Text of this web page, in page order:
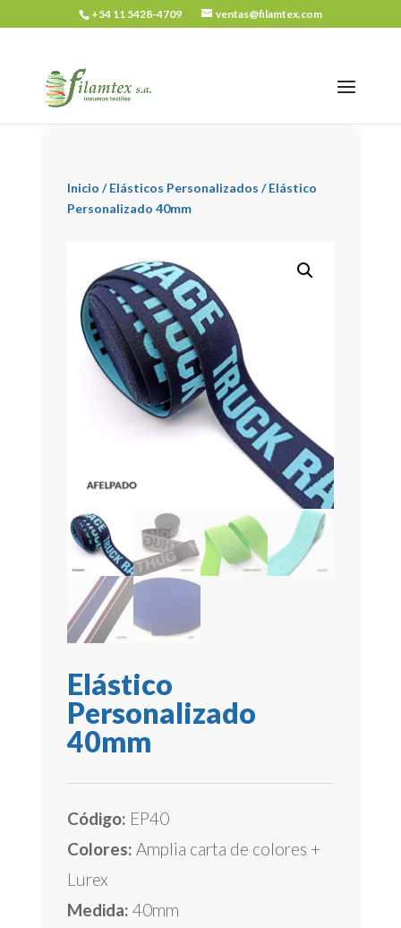
+54 11 5428-4709 ventas@filamtex.com
Inicio /Elásticos Personalizados / Elástico
Personalizado 40mm
Elástico
Personalizado
40mm
Código: EP40
Colores: Amplia carta de colores +
Lurex
Medida: 40mm